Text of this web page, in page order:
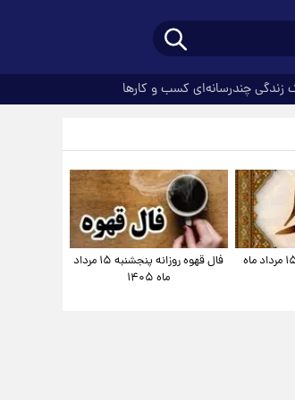
زندگیچندرسانه‌ای کسب و کارها
فال حافظ پنجشنبه ۱۵ مرداد ماه
فال قهوه روزانه پنجشنبه ۱۵ مرداد
ماه ۱۴۰۵